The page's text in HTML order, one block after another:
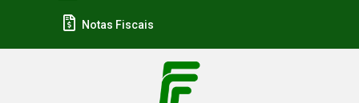
Notas Fiscais